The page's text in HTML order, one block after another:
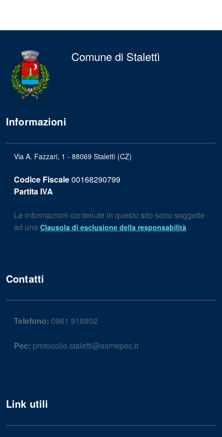
Comune di Stalettì
Informazioni
Via A. Fazzari, 1 - 88069 Stalettì (CZ)
Codice Fiscale00168290799
Partita IVA
Le informazioni contenute in questo sito sono soggette
ad una Clausola di esclusione della responsabilità.
Contatti
Telefono: 0961 918802
Pec: protocollo.staletti@asmepec.it
Link utili